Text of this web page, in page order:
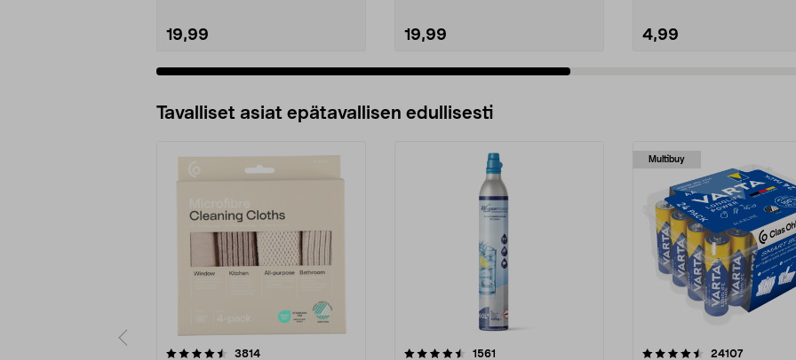
19,99 19,99 4,99
Tavalliset asiat epätavallisen edullisesti
3814arvostelut
4.5viidestä
1561
Multibuy
4.5viidestä
24107arvostelut
4.5viidestä